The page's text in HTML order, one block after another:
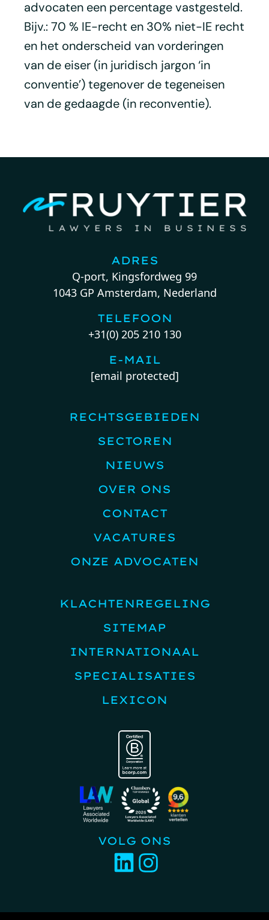
advocaten een percentage vastgesteld.
Bijv.: 70 % IE-recht en 30% niet-IE recht
en het onderscheid van vorderingen
van de eiser (in juridisch jargon ‘in
conventie’) tegenover de tegeneisen
van de gedaagde (in reconventie).
ADRES
Q-port, Kingsfordweg 99
1043 GP Amsterdam, Nederland
TELEFOON
+31(0) 205 210 130
E-MAIL
[email protected]
RECHTSGEBIEDEN
SECTOREN
NIEUWS
OVER ONS
CONTACT
VACATURES
ONZE ADVOCATEN
KLACHTENREGELING
SITEMAP
INTERNATIONAAL
SPECIALISATIES
LEXICON
VOLG ONS